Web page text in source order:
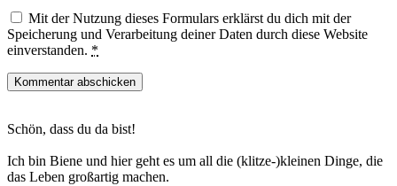
Mit der Nutzung dieses Formulars erklärst du dich mit der
Speicherung und Verarbeitung deiner Daten durch diese Website
einverstanden. *
Sidebar
Schön, dass du da bist!
Ich bin Biene und hier geht es um all die (klitze-)kleinen Dinge, die
das Leben großartig machen.